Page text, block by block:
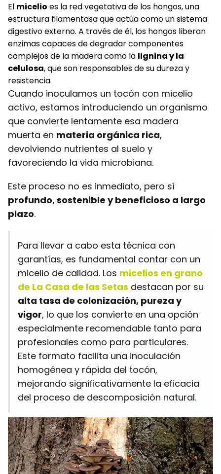
El micelio es la red vegetativa de los hongos, una
estructura filamentosa que actúa como un sistema
digestivo externo. A través de él, los hongos liberan
enzimas capaces de degradar componentes
complejos de la madera como la lignina y la
celulosa, que son responsables de su dureza y
resistencia.
Cuando inoculamos un tocón con micelio
activo, estamos introduciendo un organismo
que convierte lentamente esa madera
muerta en materia orgánica rica,
devolviendo nutrientes al suelo y
favoreciendo la vida microbiana.
Este proceso no es inmediato, pero sí
profundo, sostenible y beneficioso a largo
plazo.
Para llevar a cabo esta técnica con
garantías, es fundamental contar con un
micelio de calidad. Los micelios en grano
de La Casa de las Setas destacan por su
alta tasa de colonización, pureza y
vigor, lo que los convierte en una opción
especialmente recomendable tanto para
profesionales como para particulares.
Este formato facilita una inoculación
homogénea y rápida del tocón,
mejorando significativamente la eficacia
del proceso de descomposición natural.